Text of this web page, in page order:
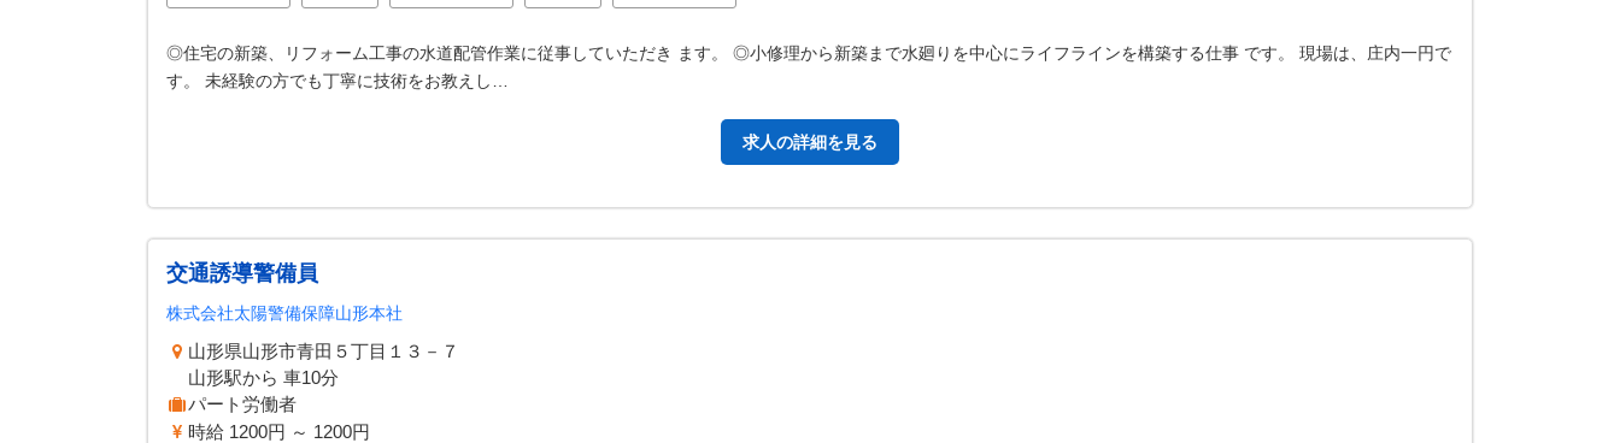
◎住宅の新築、リフォーム工事の水道配管作業に従事していただき ます。 ◎小修理から新築まで水廻りを中心にライフラインを構築する仕事 です。 現場は、庄内一円で
す。 未経験の方でも丁寧に技術をお教えし…
求人の詳細を見る
交通誘導警備員
株式会社太陽警備保障山形本社
山形県山形市青田５丁目１３－７
山形駅から 車10分
パート労働者
時給 1200円 ～ 1200円